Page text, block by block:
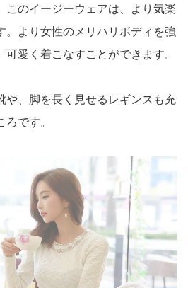
このイージーウェアは、より気楽
。より女性のメリハリボディを強
愛く着こなすことができます。
や、脚を長く見せるレギンスも充
です。